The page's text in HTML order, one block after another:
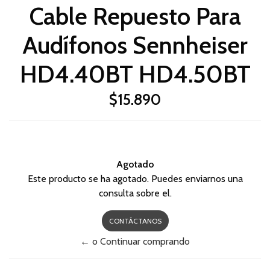
Cable Repuesto Para
Audífonos Sennheiser
HD4.40BT HD4.50BT
$15.890
Agotado
Este producto se ha agotado. Puedes enviarnos una
consulta sobre el.
CONTÁCTANOS
← o Continuar comprando